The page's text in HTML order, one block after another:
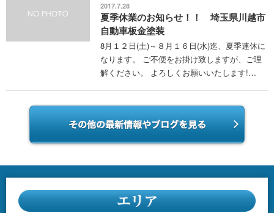
2017.7.28
夏季休業のお知らせ！！ 埼玉県川越市
自動車板金塗装
8月１２日(土)～８月１６日(水)迄、夏季連休に
なります。 ご不便をお掛け致しますが、ご理
解ください。 よろしくお願いいたします!…